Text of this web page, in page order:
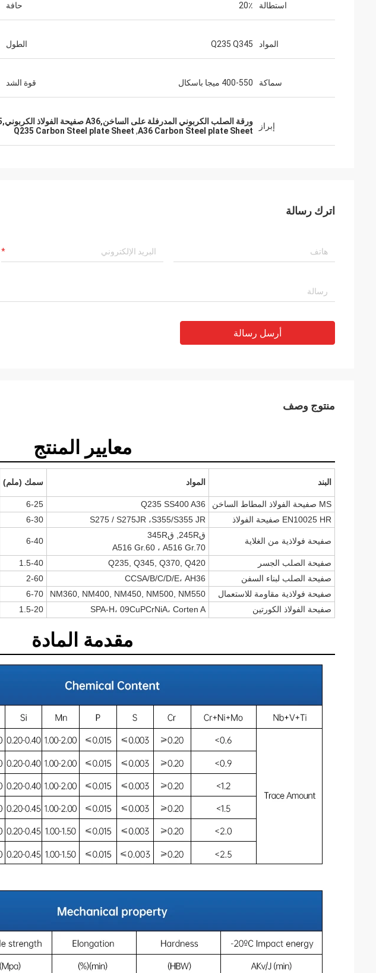
استطالة 20٪ حافة
المواد Q235 Q345 الطول
سماكة 400-550 ميجا باسكال قوة الشد
إبراز ورقة الصلب الكربوني المدرفلة على الساخن,A36 صفيحة الفولاذ الكربوني,Q235 صفيحة من الفولاذ الكربوني
A36 Carbon Steel plate Sheet
,
Q235 Carbon Steel plate Sheet
اترك رسالة
أرسل رسالة
منتوج وصف
معايير المنتج
البند المواد سمك (ملم)
MS صفيحة الفولاذ المطاط الساخن
Q235 SS400 A36
6-25
EN10025 HR صفيحة الفولاذ
S275 / S275JR ،S355/S355 JR 6-30
صفيحة فولاذية من الغلاية
ق245R, ق345R
A516 Gr.60 ، A516 Gr.70
6-40
صفيحة الصلب الجسر Q235, Q345, Q370, Q420
1.5-40
صفيحة الصلب لبناء السفن
CCSA/B/C/D/E، AH36 2-60
صفيحة فولاذية مقاومة للاستعمال
NM360, NM400, NM450, NM500, NM550
6-70
صفيحة الفولاذ الكورتين
SPA-H، 09CuPCrNiA، Corten A 1.5-20
مقدمة المادة